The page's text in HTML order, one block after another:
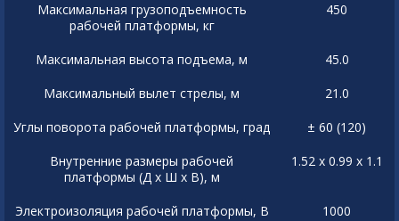
Максимальная грузоподъемность
рабочей платформы, кг
450
Максимальная высота подъема, м
45.0
Максимальный вылет стрелы, м
21.0
Углы поворота рабочей платформы, град
± 60 (120)
Внутренние размеры рабочей
платформы (Д x Ш x В), м
1.52 x 0.99 x 1.1
Электроизоляция рабочей платформы, В
1000